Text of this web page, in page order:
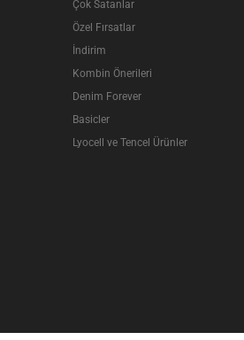
Çok Satanlar
Özel Fırsatlar
İndirim
Kombin Önerileri
Denim Forever
Basicler
Lyocell ve Tencel Ürünler